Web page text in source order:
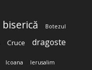
biserică Botezul
Cruce dragoste
Icoana Ierusalim